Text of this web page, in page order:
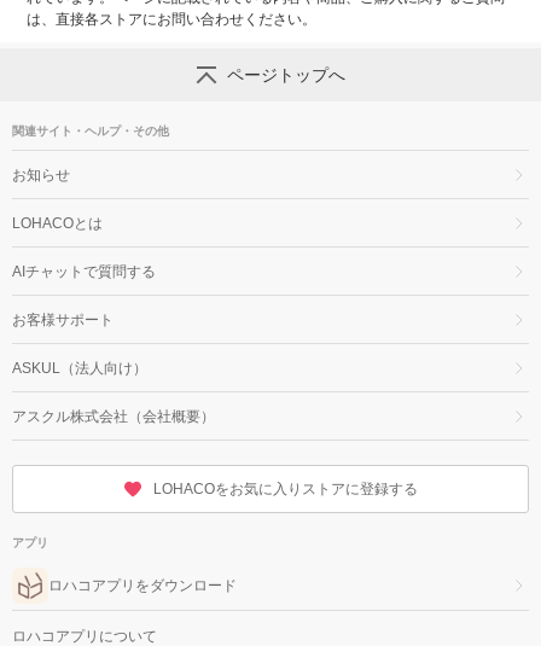
は、直接各ストアにお問い合わせください。
ページトップへ
関連サイト・ヘルプ・その他
お知らせ
LOHACOとは
AIチャットで質問する
お客様サポート
ASKUL（法人向け）
アスクル株式会社（会社概要）
LOHACOをお気に入りストアに登録する
アプリ
ロハコアプリをダウンロード
ロハコアプリについて